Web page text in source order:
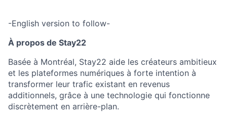
-English version to follow-
À propos de Stay22
Basée à Montréal, Stay22 aide les créateurs ambitieux
et les plateformes numériques à forte intention à
transformer leur trafic existant en revenus
additionnels, grâce à une technologie qui fonctionne
discrètement en arrière-plan.